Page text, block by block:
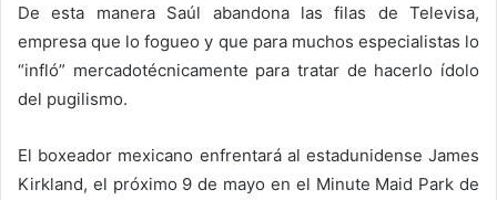
De esta manera Saúl abandona las filas de Televisa,
empresa que lo fogueo y que para muchos especialistas lo
“infló” mercadotécnicamente para tratar de hacerlo ídolo
del pugilismo.
El boxeador mexicano enfrentará al estadunidense James
Kirkland, el próximo 9 de mayo en el Minute Maid Park de